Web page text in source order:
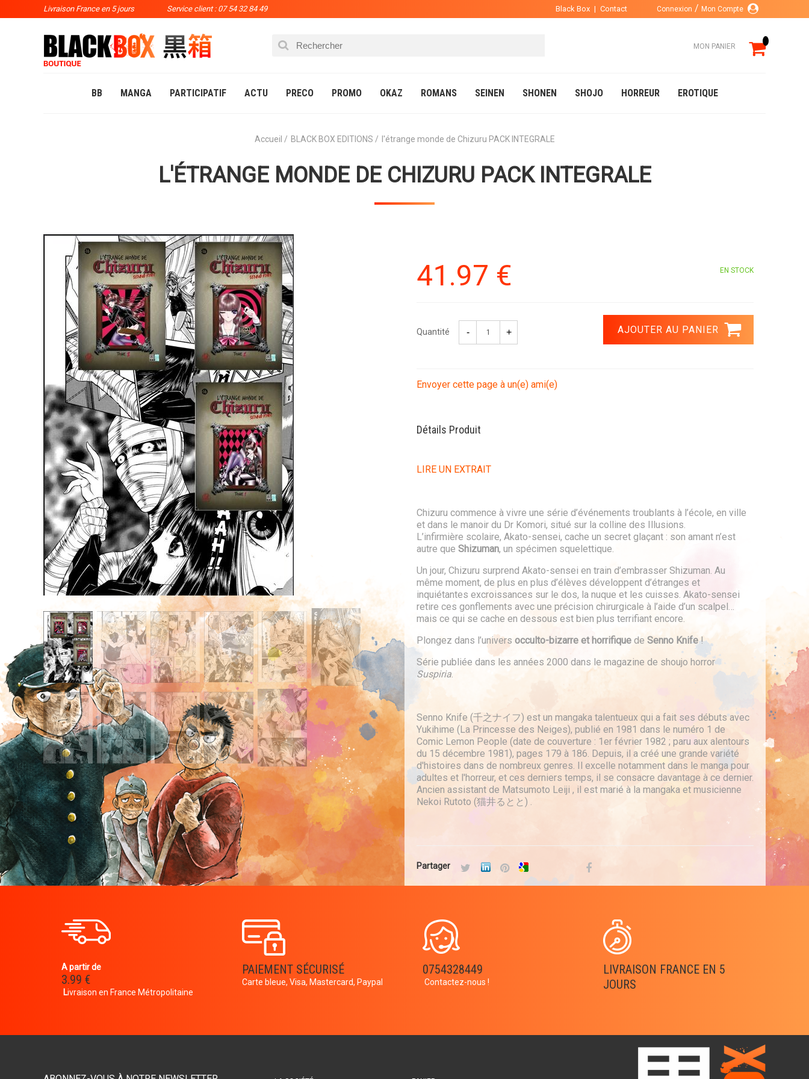
Livraison France en 5 jours Service client : 07 54 32 84 49 Black Box | Contact Connexion Mon Compte
MON PANIER
BB MANGA PARTICIPATIF ACTU PRECO PROMO OKAZ ROMANS SEINEN SHONEN SHOJO HORREUR EROTIQUE
Accueil BLACK BOX EDITIONS l'étrange monde de Chizuru PACK INTEGRALE
L'ÉTRANGE MONDE DE CHIZURU PACK INTEGRALE
41 .97 € EN STOCK
Quantité
Envoyer cette page à un(e) ami(e)
Détails Produit
LIRE UN EXTRAIT
Chizuru commence à vivre une série d’événements troublants à l’école, en ville
et dans le manoir du Dr Komori, situé sur la colline des Illusions.
L’infirmière scolaire, Akato-sensei, cache un secret glaçant : son amant n’est
autre que Shizuman, un spécimen squelettique.
Un jour, Chizuru surprend Akato-sensei en train d’embrasser Shizuman. Au
même moment, de plus en plus d’élèves développent d’étranges et
inquiétantes excroissances sur le dos, la nuque et les cuisses. Akato-sensei
retire ces gonflements avec une précision chirurgicale à l’aide d’un scalpel…
mais ce qui se cache en dessous est bien plus terrifiant encore.
Plongez dans l’univers occulto-bizarre et horrifique de Senno Knife!
Série publiée dans les années 2000 dans le magazine de shoujo horror
Suspiria.
Senno Knife (千之ナイフ) est un mangaka talentueux qui a fait ses débuts avec
Yukihime (La Princesse des Neiges), publié en 1981 dans le numéro 1 de
Comic Lemon People (date de couverture : 1er février 1982 ; paru aux alentours
du 15 décembre 1981), pages 179 à 186. Depuis, il a créé une grande variété
d'histoires dans de nombreux genres. Il excelle notamment dans le manga pour
adultes et l'horreur, et ces derniers temps, il se consacre davantage à ce dernier.
Ancien assistant de Matsumoto Leiji , il est marié à la mangaka et musicienne
Nekoi Rutoto (猫井るとと) .
Partager
A partir de
3.99 €
Livraison en France Métropolitaine
PAIEMENT SÉCURISÉ
Carte bleue, Visa, Mastercard, Paypal
0754328449
Contactez-nous !
LIVRAISON FRANCE EN 5
JOURS